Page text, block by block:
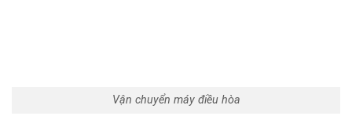
Vận chuyển máy điều hòa